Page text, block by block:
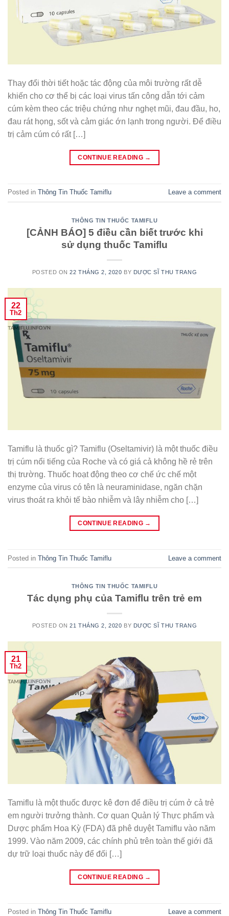
Thay đổi thời tiết hoặc tác động của môi trường rất dễ
khiến cho cơ thể bị các loại virus tấn công dẫn tới cảm
cúm kèm theo các triệu chứng như nghẹt mũi, đau đầu, ho,
đau rát họng, sốt và cảm giác ớn lạnh trong người. Để điều
trị cảm cúm có rất […]
CONTINUE READING →
Posted in Thông Tin Thuốc Tamiflu Leave a comment
THÔNG TIN THUỐC TAMIFLU
[CẢNH BÁO] 5 điều cần biết trước khi
sử dụng thuốc Tamiflu
POSTED ON22 THÁNG 2, 2020 BY DƯỢC SĨ THU TRANG
22
Th2
Tamiflu là thuốc gì? Tamiflu (Oseltamivir) là một thuốc điều
trị cúm nổi tiếng của Roche và có giá cả không hề rẻ trên
thị trường. Thuốc hoạt động theo cơ chế ức chế một
enzyme của virus có tên là neuraminidase, ngăn chặn
virus thoát ra khỏi tế bào nhiễm và lây nhiễm cho […]
CONTINUE READING →
Posted in Thông Tin Thuốc Tamiflu Leave a comment
THÔNG TIN THUỐC TAMIFLU
Tác dụng phụ của Tamiflu trên trẻ em
POSTED ON21 THÁNG 2, 2020 BY DƯỢC SĨ THU TRANG
21
Th2
Tamiflu là một thuốc được kê đơn để điều trị cúm ở cả trẻ
em người trưởng thành. Cơ quan Quản lý Thực phẩm và
Dược phẩm Hoa Kỳ (FDA) đã phê duyệt Tamiflu vào năm
1999. Vào năm 2009, các chính phủ trên toàn thế giới đã
dự trữ loại thuốc này để đối […]
CONTINUE READING →
Posted in Thông Tin Thuốc Tamiflu Leave a comment